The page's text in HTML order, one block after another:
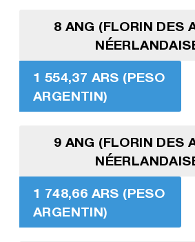
8 ANG (FLORIN DES
1 554,37 ARS (PESO
ARGENTIN)
9 ANG (FLORIN DES
1 748,66 ARS (PESO
ARGENTIN)